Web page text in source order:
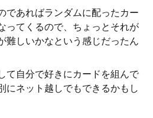
であればランダムに配ったカー
ってくるので、ちょっとそれが
難しいかなという感じだったん
て自分で好きにカードを組んで
にネット越しでもできるかもし